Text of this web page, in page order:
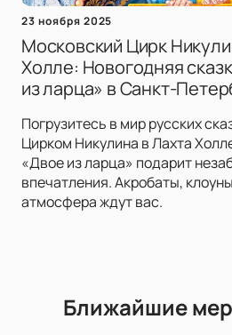
23 ноября 2025
Московский Цирк
Холле: Новогодняя
из ларца» в Санкт-
Погрузитесь в мир русских
Цирком Никулина в Лахта
«Двое из ларца» подарит
впечатления. Акробаты,
атмосфера ждут вас.
Ближайшие